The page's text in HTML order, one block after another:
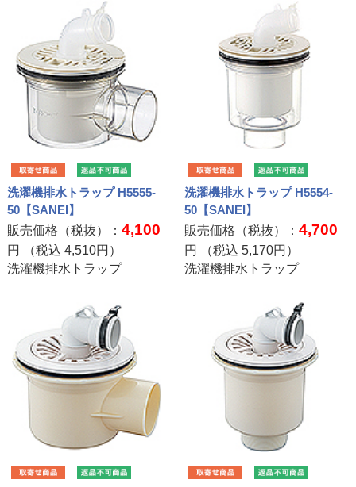
洗濯機排水トラップ H5555-
50【SANEI】
販売価格（税抜）： 4,100
円 （税込 4,510円）
洗濯機排水トラップ
洗濯機排水トラップ H5554-
50【SANEI】
販売価格（税抜）：4,700
円 （税込5,170円）
洗濯機排水トラップ